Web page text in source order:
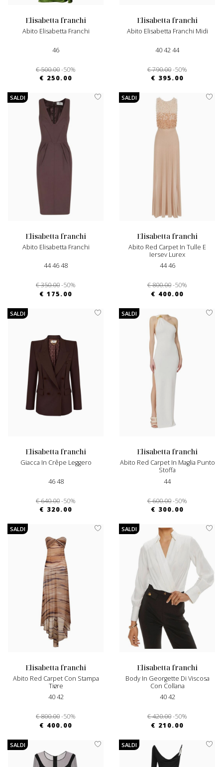
elisabetta franchi
Abito Elisabetta Franchi
46
€ 500.00-50%
€ 250.00
elisabetta franchi
Abito Elisabetta Franchi Midi
40 42 44
€ 790.00-50%
€ 395.00
SALDI
elisabetta franchi
Abito Elisabetta Franchi
44 46 48
€ 350.00-50%
€ 175.00
SALDI
elisabetta franchi
Abito Red Carpet In Tulle E
Jersey Lurex
44 46
€ 800.00-50%
€ 400.00
SALDI
elisabetta franchi
Giacca In Crêpe Leggero
46 48
€ 640.00-50%
€ 320.00
SALDI
elisabetta franchi
Abito Red Carpet In Maglia Punto
Stoffa
44
€ 600.00-50%
€ 300.00
SALDI
elisabetta franchi
Abito Red Carpet Con Stampa
Tigre
40 42
€ 800.00-50%
€ 400.00
SALDI
elisabetta franchi
Body In Georgette Di Viscosa
Con Collana
40 42
€ 420.00-50%
€ 210.00
SALDI SALDI